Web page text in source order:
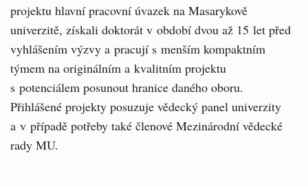
projektu hlavní pracovní úvazek na Masarykově
univerzitě, získali doktorát v období dvou až 15 let před
vyhlášením výzvy a pracují s menším kompaktním
týmem na originálním a kvalitním projektu
s potenciálem posunout hranice daného oboru.
Přihlášené projekty posuzuje vědecký panel univerzity
a v případě potřeby také členové Mezinárodní vědecké
rady MU.